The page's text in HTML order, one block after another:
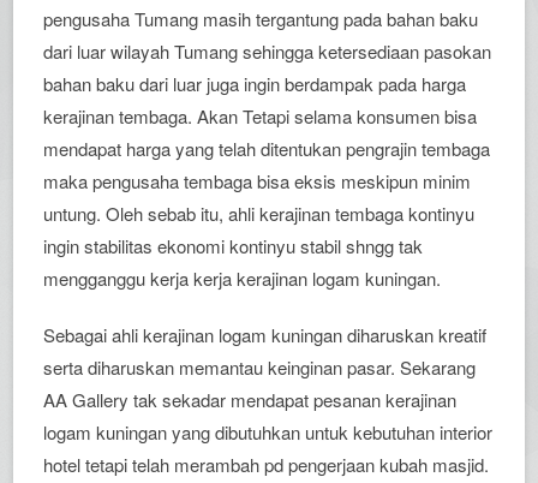
pengusaha Tumang masih tergantung pada bahan baku
dari luar wilayah Tumang sehingga ketersediaan pasokan
bahan baku dari luar juga ingin berdampak pada harga
kerajinan tembaga. Akan Tetapi selama konsumen bisa
mendapat harga yang telah ditentukan pengrajin tembaga
maka pengusaha tembaga bisa eksis meskipun minim
untung. Oleh sebab itu, ahli kerajinan tembaga kontinyu
ingin stabilitas ekonomi kontinyu stabil shngg tak
mengganggu kerja kerja kerajinan logam kuningan.
Sebagai ahli kerajinan logam kuningan diharuskan kreatif
serta diharuskan memantau keinginan pasar. Sekarang
AA Gallery tak sekadar mendapat pesanan kerajinan
logam kuningan yang dibutuhkan untuk kebutuhan interior
hotel tetapi telah merambah pd pengerjaan kubah masjid.